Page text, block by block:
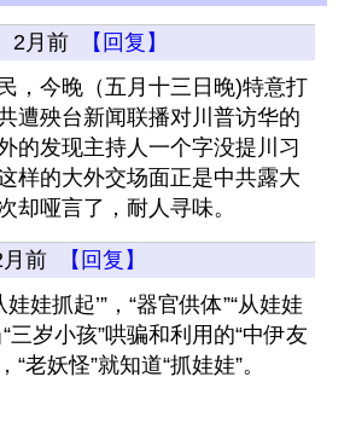
2月前
【回复】
，今晚（五月十三日晚)特意打
遭殃台新闻联播对川普访华的
的发现主持人一个字没提川习
样的大外交场面正是中共露大
却哑言了，耐人寻味。
前
【回复】
娃抓起’”，“器官供体”“从娃娃
三岁小孩”哄骗和利用的“中伊友
“老妖怪”就知道“抓娃娃”。